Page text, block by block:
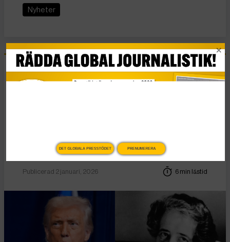
Nyheter
Essä
högerextrem populism
Publicerad 2 januari, 2026 6 min lästid
DET GLOBALA PRESSTÖDET PRENUMERERA